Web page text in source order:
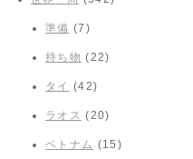
準備 (7)
持ち物 (22)
タイ (42)
ラオス (20)
ベトナム (15)